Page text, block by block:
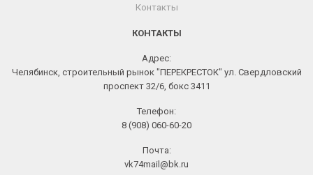
Контакты
КОНТАКТЫ
Адрес:
Челябинск, строительный рынок "ПЕРЕКРЕСТОК" ул. Свердловский
проспект 32/6, бокс 3411
Телефон:
8 (908) 060-60-20
Почта:
vk74mail@bk.ru